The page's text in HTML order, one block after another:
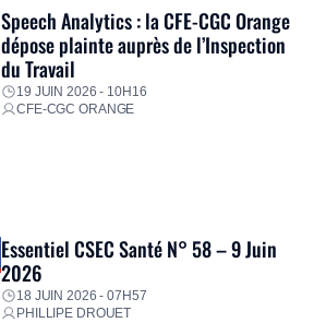
Speech Analytics : la CFE-CGC Orange
dépose plainte auprès de l’Inspection
du Travail
19 JUIN 2026 - 10H16
CFE-CGC ORANGE
Essentiel CSEC Santé N° 58 – 9 Juin
2026
18 JUIN 2026 - 07H57
PHILLIPE DROUET